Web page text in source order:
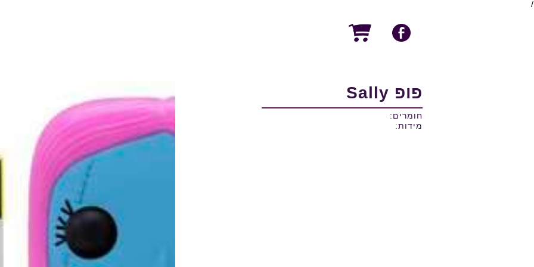
/
פופ Sally
חומרים:
מידות: